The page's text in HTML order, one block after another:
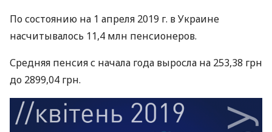
По состоянию на 1 апреля 2019 г. в Украине
насчитывалось 11,4 млн пенсионеров.
Средняя пенсия с начала года выросла на 253,38 грн
до 2899,04 грн.